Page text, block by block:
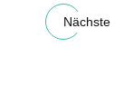
Nächste